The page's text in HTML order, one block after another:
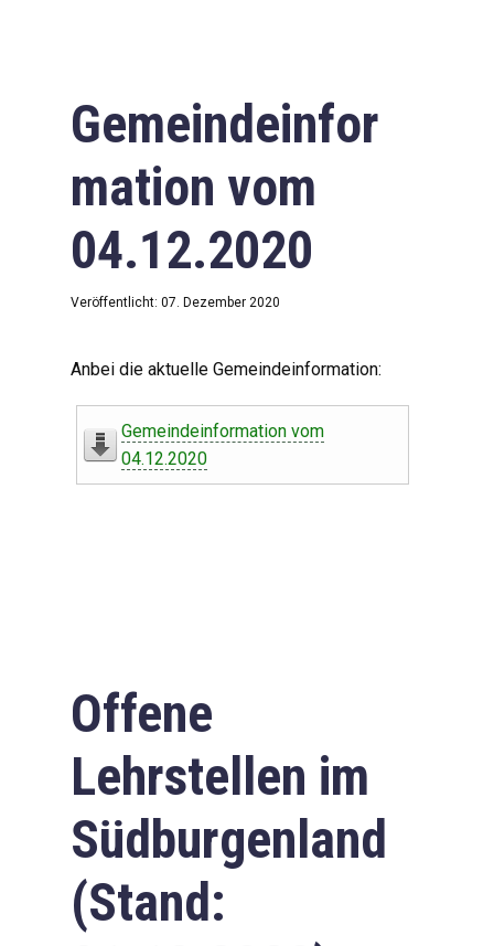
Gemeindeinfor
mation vom
04.12.2020
Veröffentlicht: 07. Dezember 2020
Anbei die aktuelle Gemeindeinformation:
Gemeindeinformation vom
04.12.2020
Offene
Lehrstellen im
Südburgenland
(Stand: